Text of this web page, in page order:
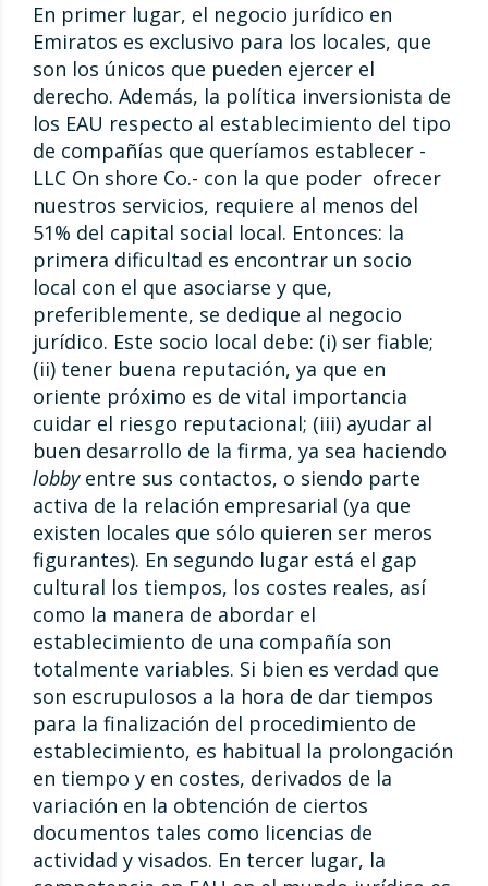
En primer lugar, el negocio jurídico en
Emiratos es exclusivo para los locales, que
son los únicos que pueden ejercer el
derecho. Además, la política inversionista de
los EAU respecto al establecimiento del tipo
de compañías que queríamos establecer -
LLC On shore Co.- con la que poder ofrecer
nuestros servicios, requiere al menos del
51% del capital social local. Entonces: la
primera dificultad es encontrar un socio
local con el que asociarse y que,
preferiblemente, se dedique al negocio
jurídico. Este socio local debe: (i) ser fiable;
(ii) tener buena reputación, ya que en
oriente próximo es de vital importancia
cuidar el riesgo reputacional; (iii) ayudar al
buen desarrollo de la firma, ya sea haciendo
lobbyentre sus contactos, o siendo parte
activa de la relación empresarial (ya que
existen locales que sólo quieren ser meros
figurantes). En segundo lugar está el gap
cultural los tiempos, los costes reales, así
como la manera de abordar el
establecimiento de una compañía son
totalmente variables. Si bien es verdad que
son escrupulosos a la hora de dar tiempos
para la finalización del procedimiento de
establecimiento, es habitual la prolongación
en tiempo y en costes, derivados de la
variación en la obtención de ciertos
documentos tales como licencias de
actividad y visados. En tercer lugar, la